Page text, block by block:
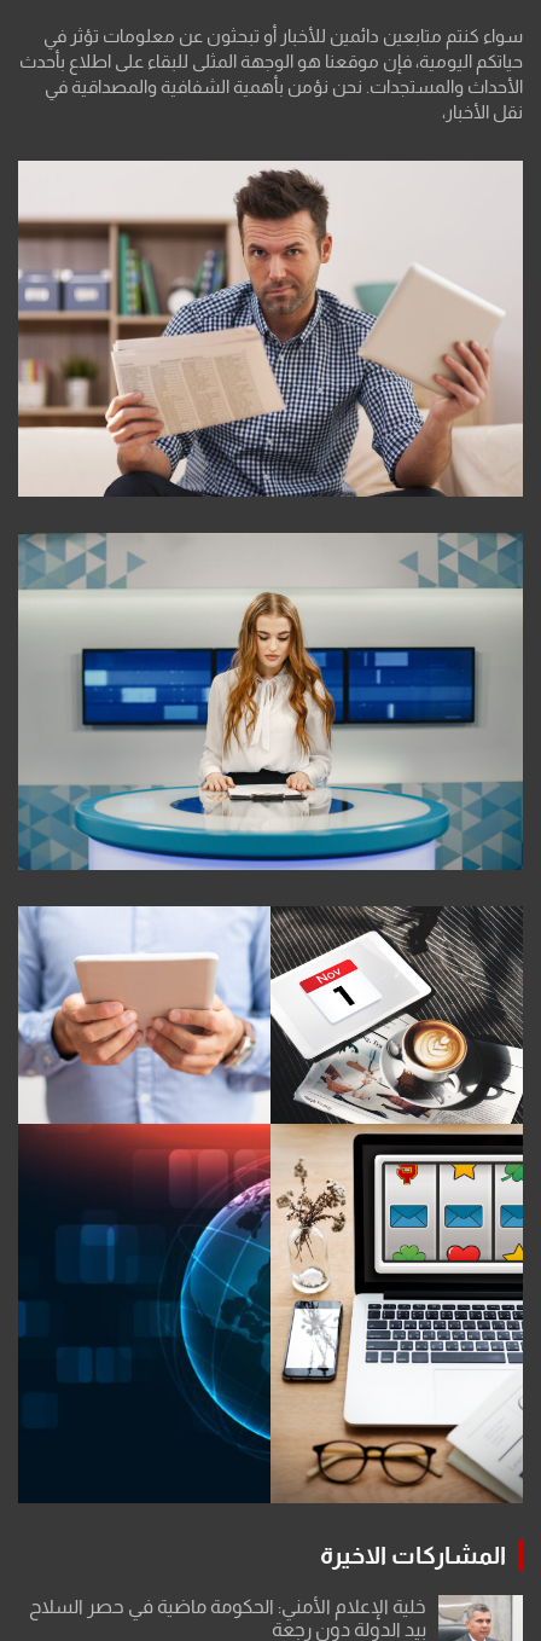
سواء كنتم متابعين دائمين للأخبار أو تبحثون عن معلومات تؤثر في
حياتكم اليومية، فإن موقعنا هو الوجهة المثلى للبقاء على اطلاع بأحدث
الأحداث والمستجدات. نحن نؤمن بأهمية الشفافية والمصداقية في
نقل الأخبار،
المشاركات الاخيرة
خلية الإعلام الأمني: الحكومة ماضية في حصر السلاح
بيد الدولة دون رجعة